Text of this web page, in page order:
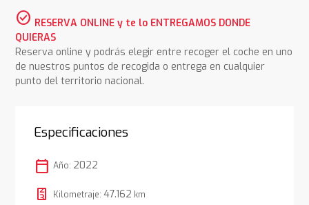
check_circle RESERVA ONLINE y te lo ENTREGAMOS DONDE
QUIERAS
Reserva online y podrás elegir entre recoger el coche en uno
de nuestros puntos de recogida o entrega en cualquier
punto del territorio nacional.
Especificaciones
calendar_today Año: 2022
Kilometraje: 47.162 km